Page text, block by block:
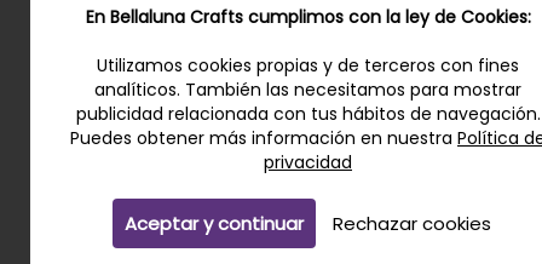
En Bellaluna Crafts cumplimos con la ley de Cookies:
Utilizamos cookies propias y de terceros con fines
analíticos. También las necesitamos para mostrar
publicidad relacionada con tus hábitos de navegación.
Puedes obtener más información en nuestra Política
privacidad
Aceptar y continuar Rechazar cookies